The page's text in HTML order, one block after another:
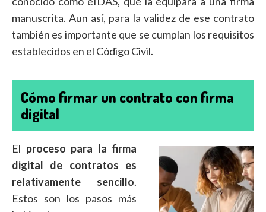
manuscrita. Aun así, para la validez de ese contrato
también es importante que se cumplan los requisitos
establecidos en el Código Civil.
Cómo firmar un contrato con firma
digital
El proceso para la firma
digital de contratos es
relativamente sencillo.
Estos son los pasos más